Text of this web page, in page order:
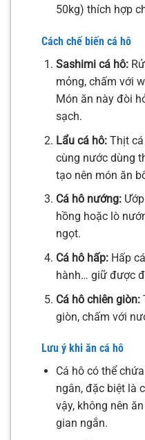
50kg) thích hợp
Cách chế biến cá hô
Sashimi cá hô:
mỏng, chấm với
Món ăn này đòi
sạch.
Lẩu cá hô:Thịt cá
cùng nước dùng
tạo nên món ăn
Cá hô nướng:Ướp
hồng hoặc lò
ngọt.
Cá hô hấp:Hấp
hành… giữ được
Cá hô chiên giòn:
giòn, chấm với
Lưu ý khi ăn cá hô
Cá hô có thể
ngân, đặc biệt là
vậy, không nên
gian ngắn.